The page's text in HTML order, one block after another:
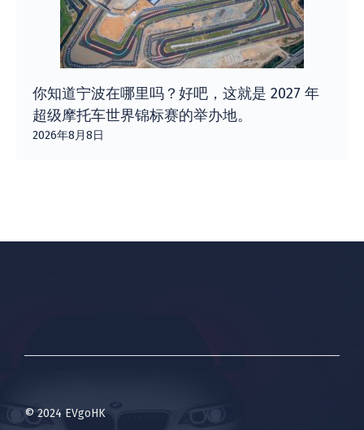
你知道宁波在哪里吗？好吧，这就是 2027 年
超级摩托车世界锦标赛的举办地。
2026年8月8日
© 2024 EVgoHK